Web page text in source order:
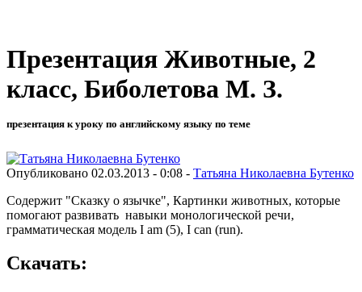
Презентация Животные, 2
класс, Биболетова М. З.
презентация к уроку по английскому языку по теме
Опубликовано 02.03.2013 - 0:08 - Татьяна Николаевна Бутенко
Содержит "Сказку о язычке", Картинки животных, которые
помогают развивать навыки монологической речи,
грамматическая модель I am (5), I can (run).
Скачать: